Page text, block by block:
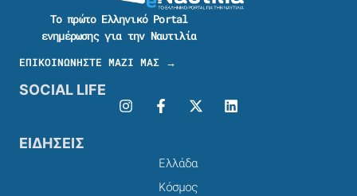
Το πρώτο Ελληνικό Portal
ενημέρωσης για την Ναυτιλία
ΕΠΙΚΟΙΝΩΝΗΣΤΕ ΜΑΖΙ ΜΑΣ →
SOCIAL LIFE
ΕΙΔΗΣΕΙΣ
Ελλάδα
Κόσμος